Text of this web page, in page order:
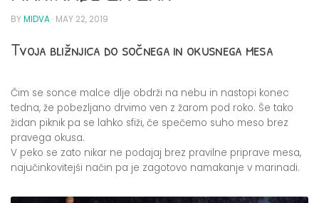
BYMIDVA · MAY 22, 2019
Tvoja bližnjica do sočnega in okusnega mesa
Čim se sonce malce dlje obdrži na nebu in nastopi konec
tedna, že pobezljano drvimo ven z žarom pod roko. Še tako
židan piknik pa se lahko sfiži, če spečemo suho meso brez
pravega okusa.
V peko se zato nikar ne podajaj brez pravilne priprave mesa,
najučinkovitejši način pa je zagotovo namakanje v marinadi.